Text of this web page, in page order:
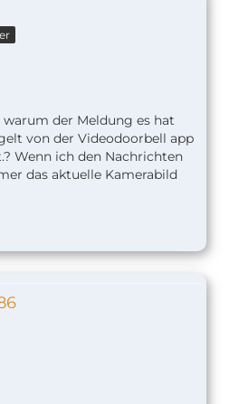
der Meldung es hat
von der Videodoorbell app
Wenn ich den Nachrichten
das aktuelle Kamerabild